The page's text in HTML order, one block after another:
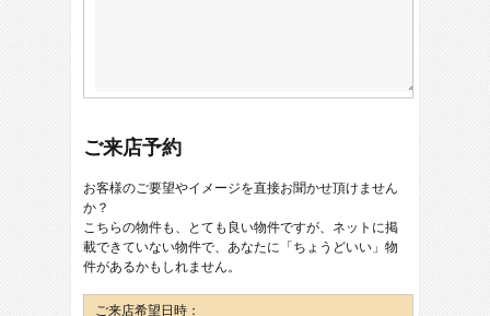
ご来店予約
お客様のご要望やイメージを直接お聞かせ頂けません
か？
こちらの物件も、とても良い物件ですが、ネットに掲
載できていない物件で、あなたに「ちょうどいい」物
件があるかもしれません。
ご来店希望日時：